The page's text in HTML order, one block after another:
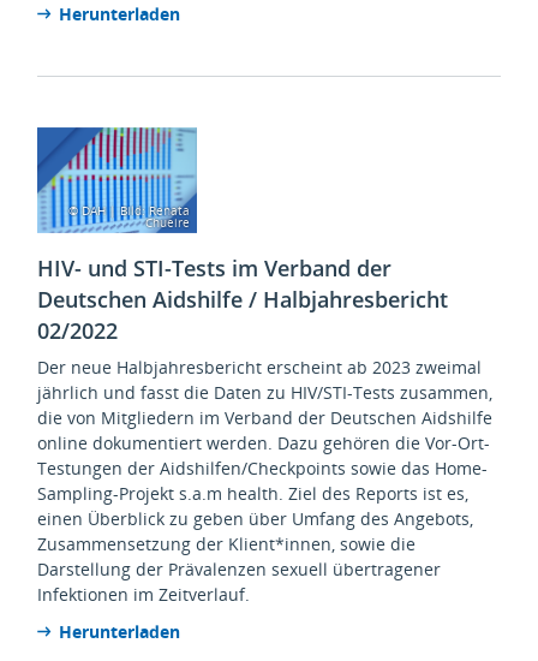
Herunterladen
© DAH | Bild: Renata
Chueire
HIV- und STI-Tests im Verband der
Deutschen Aidshilfe / Halbjahresbericht
02/2022
Der neue Halbjahresbericht erscheint ab 2023 zweimal
jährlich und fasst die Daten zu HIV/STI-Tests zusammen,
die von Mitgliedern im Verband der Deutschen Aidshilfe
online dokumentiert werden. Dazu gehören die Vor-Ort-
Testungen der Aidshilfen/Checkpoints sowie das Home-
Sampling-Projekt s.a.m health. Ziel des Reports ist es,
einen Überblick zu geben über Umfang des Angebots,
Zusammensetzung der Klient*innen, sowie die
Darstellung der Prävalenzen sexuell übertragener
Infektionen im Zeitverlauf.
Herunterladen